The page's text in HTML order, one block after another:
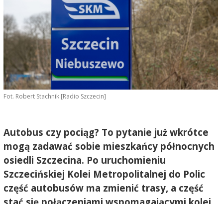
Fot. Robert Stachnik [Radio Szczecin]
Autobus czy pociąg? To pytanie już wkrótce
mogą zadawać sobie mieszkańcy północnych
osiedli Szczecina. Po uruchomieniu
Szczecińskiej Kolei Metropolitalnej do Polic
część autobusów ma zmienić trasy, a część